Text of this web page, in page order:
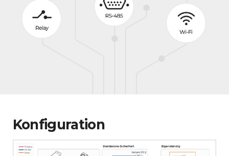
Konfiguration